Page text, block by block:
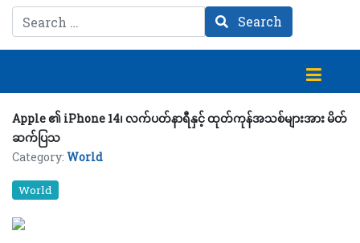
Search Search
Apple ၏ iPhone 14၊ လက်ပတ်နာရီနှင့် ထုတ်ကုန်အသစ်များအား မိတ်
ဆက်ပြသ
Category: World
World